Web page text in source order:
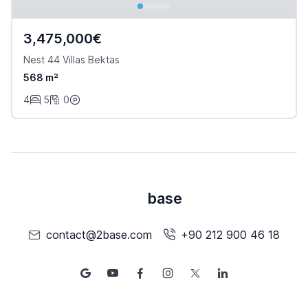
3,475,000€
Nest 44 Villas Bektas
568 m²
4
5 0
base
contact@2base.com +90 212 900 46 18